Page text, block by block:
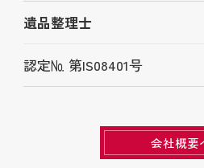
遺品整理士
認定№ 第IS08401号
会社概要